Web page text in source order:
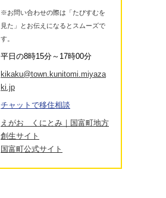
※お問い合わせの際は「たびすむを
見た」とお伝えになるとスムーズで
す。
平日の8時15分～17時00分
kikaku@town.kunitomi.miyaza
ki.jp
チャットで移住相談
えがお くにとみ｜国富町地方
創生サイト
国富町公式サイト